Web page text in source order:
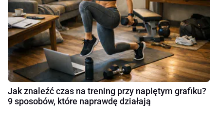
Jak znaleźć czas na trening przy napiętym grafiku?
9 sposobów, które naprawdę działają